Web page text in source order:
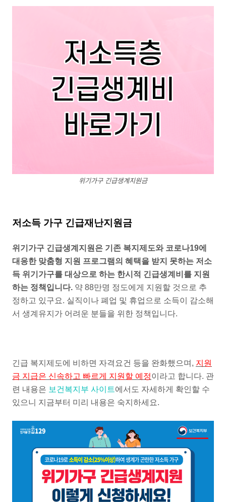
위기가구 긴급생계지원금
저소득 가구 긴급재난지원금
위기가구 긴급생계지원은 기존 복지제도와 코로나19에
대응한 맞춤형 지원 프로그램의 혜택을 받지 못하는 저소
득 위기가구를 대상으로 하는 한시적 긴급생계비를 지원
하는 정책입니다. 약 88만명 정도에게 지원할 것으로 추
정하고 있구요. 실직이나 폐업 및 휴업으로 소득이 감소해
서 생계유지가 어려운 분들을 위한 정책입니다.
긴급 복지제도에 비하면 자격요건 등을 완화했으며, 지원
금 지급은 신속하고 빠르게 지원할 예정이라고 합니다. 관
련 내용은 보건복지부 사이트에서도 자세하게 확인할 수
있으니 지금부터 미리 내용은 숙지하세요.